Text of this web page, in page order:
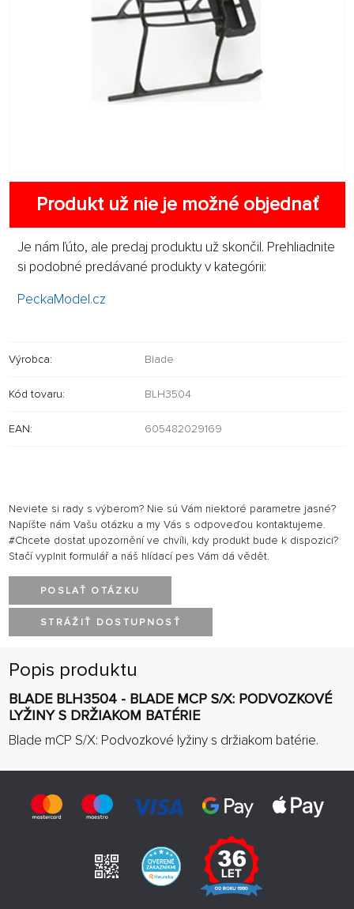
Produkt už nie je možné objednať
Je nám ľúto, ale predaj produktu už skončil. Prehliadnite
si podobné predávané produkty v kategórii:
PeckaModel.cz
Výrobca: Blade
Kód tovaru: BLH3504
EAN: 605482029169
Neviete si rady s výberom? Nie sú Vám niektoré parametre jasné?
Napíšte nám Vašu otázku a my Vás s odpoveďou kontaktujeme.
#Chcete dostat upozornění ve chvíli, kdy produkt bude k dispozici?
Stačí vyplnit formulář a náš hlídací pes Vám dá vědět.
POSLAŤ OTÁZKU
STRÁŽIŤ DOSTUPNOSŤ
Popis produktu
BLADE BLH3504 - BLADE MCP S/X: PODVOZKOVÉ
LYŽINY S DRŽIAKOM BATÉRIE
Blade mCP S/X: Podvozkové lyžiny s držiakom batérie.